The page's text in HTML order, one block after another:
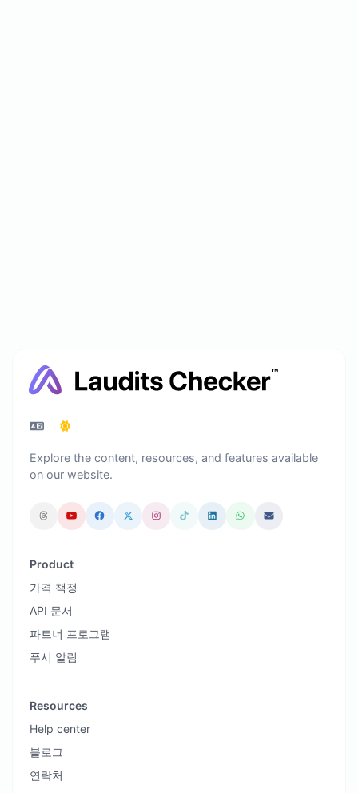
Explore the content, resources, and features available
on our website.
Product
가격 책정
API 문서
파트너 프로그램
푸시 알림
Resources
Help center
블로그
연락처